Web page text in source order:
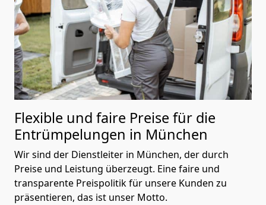
Flexible und faire Preise für die
Entrümpelungen in München
Wir sind der Dienstleiter in München, der durch
Preise und Leistung überzeugt. Eine faire und
transparente Preispolitik für unsere Kunden zu
präsentieren, das ist unser Motto.